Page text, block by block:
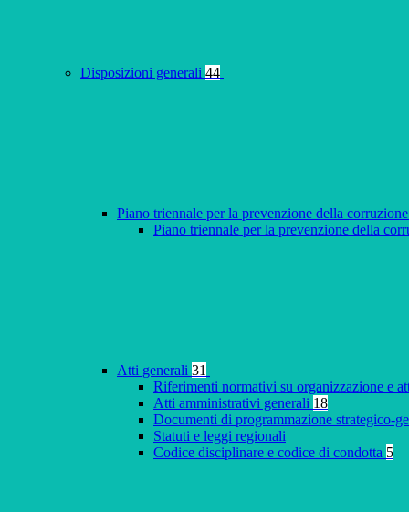
Disposizioni generali 44
Piano triennale per la prevenzione della
Piano triennale per la prevenzione della
Atti generali 31
Riferimenti normativi su organizzazione e
Atti amministrativi generali 18
Documenti di programmazione strategico-
Statuti e leggi regionali
Codice disciplinare e codice di condotta 5